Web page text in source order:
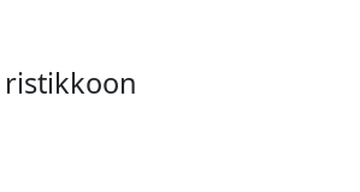
ristikkoon